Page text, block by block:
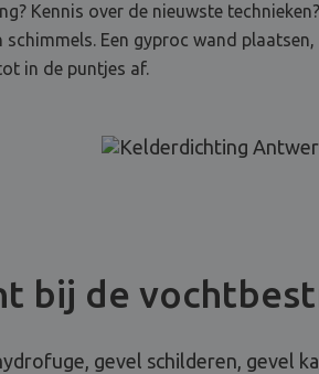
Kennis over de nieuwste
Een gyproc wand
in de puntjes af.
bij de
gevel schilderen, gevel